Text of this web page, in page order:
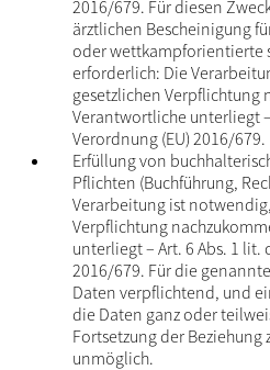
2016/679. Für diesen
ärztlichen Bescheinigung
oder wettkampforientierte
erforderlich: Die
gesetzlichen Verpflichtung
Verantwortliche unterliegt
Verordnung (EU) 2016/679.
Erfüllung von
Pflichten (Buchführung,
Verarbeitung ist
Verpflichtung
unterliegt – Art. 6 Abs. 1 lit.
2016/679. Für die
Daten verpflichtend, und
die Daten ganz oder
Fortsetzung der Beziehung
unmöglich.